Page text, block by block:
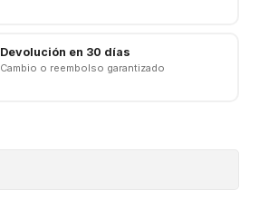
Devolución en 30 días
Cambio o reembolso garantizado